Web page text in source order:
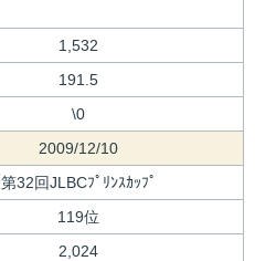
1,532
191.5
\0
2009/12/10
第32回JLBCﾌﾟﾘﾝｽｶｯﾌﾟ
119位
2,024